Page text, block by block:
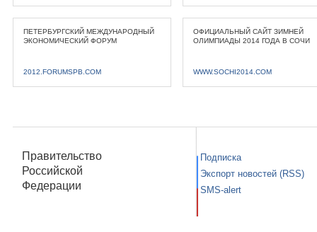
ПЕТЕРБУРГСКИЙ МЕЖДУНАРОДНЫЙ
ЭКОНОМИЧЕСКИЙ ФОРУМ
2012.FORUMSPB.COM
ОФИЦИАЛЬНЫЙ САЙТ ЗИМНЕЙ
ОЛИМПИАДЫ 2014 ГОДА В СОЧИ
WWW.SOCHI2014.COM
Правительство
Российской
Федерации
Подписка
Экспорт новостей (RSS)
SMS-alert